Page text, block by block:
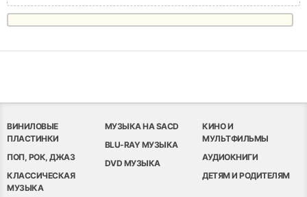
ВИНИЛОВЫЕ
ПЛАСТИНКИ
ПОП, РОК, ДЖАЗ
КЛАССИЧЕСКАЯ
МУЗЫКА
МУЗЫКА НА SACD
BLU-RAY МУЗЫКА
DVD МУЗЫКА
КИНО И
МУЛЬТФИЛЬМЫ
АУДИОКНИГИ
ДЕТЯМ И РОДИТЕЛЯМ